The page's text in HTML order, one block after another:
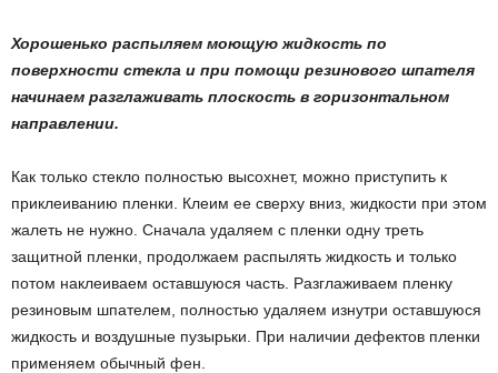
Хорошенько распыляем моющую жидкость по
поверхности стекла и при помощи резинового шпателя
начинаем разглаживать плоскость в горизонтальном
направлении.
Как только стекло полностью высохнет, можно приступить к
приклеиванию пленки. Клеим ее сверху вниз, жидкости при этом
жалеть не нужно. Сначала удаляем с пленки одну треть
защитной пленки, продолжаем распылять жидкость и только
потом наклеиваем оставшуюся часть. Разглаживаем пленку
резиновым шпателем, полностью удаляем изнутри оставшуюся
жидкость и воздушные пузырьки. При наличии дефектов пленки
применяем обычный фен.